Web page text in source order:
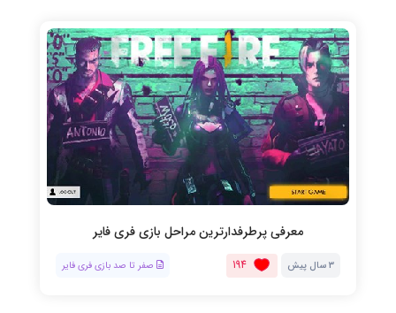
معرفی پرطرفدارترین مراحل بازی فری فایر
3 سال پیش 194 صفر تا صد بازی فری فایر